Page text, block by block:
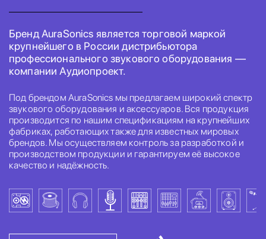
Бренд AuraSonics является торговой маркой
крупнейшего в России дистрибьютора
профессионального звукового оборудования —
компании Аудиопроект.
Под брендом AuraSonics мы предлагаем широкий спектр
звукового оборудования и аксессуаров. Вся продукция
производится по нашим спецификациям на крупнейших
фабриках, работающих также для известных мировых
брендов. Мы осуществляем контроль за разработкой и
производством продукции и гарантируем её высокое
качество и надёжность.